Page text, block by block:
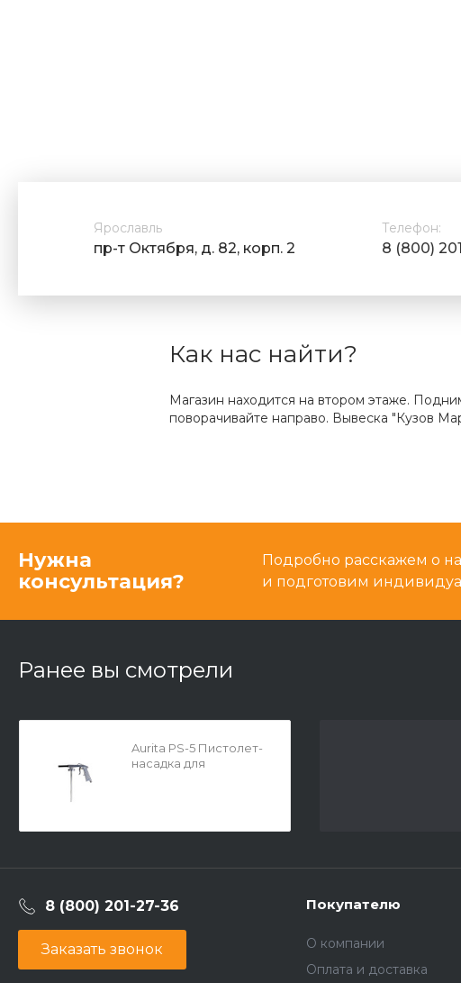
Ярославль
пр-т Октября, д. 82, корп. 2
Телефон:
8 (800)
Как нас найти?
Магазин находится на втором этаже.
поворачивайте направо. Вывеска "Кузов
Нужна
консультация?
Подробно расскажем о
и подготовим
Ранее вы смотрели
Aurita PS-5 Пистолет-
насадка для
8 (800) 201-27-36
Заказать звонок
Покупателю
О компании
Оплата и доставка